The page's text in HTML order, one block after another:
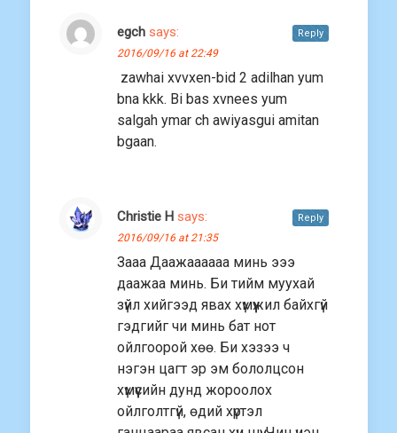
egch says:
2016/09/16 at 22:49
zawhai xvvxen-bid 2 adilhan yum
bna kkk. Bi bas xvnees yum
salgah ymar ch awiyasgui amitan
bgaan.
Reply
Christie H says:
2016/09/16 at 21:35
Зааа Даажаааааа минь эээ
даажаа минь. Би тийм муухай
зүйл хийгээд явах хүмүүжил байхгүй
гэдгийг чи минь бат нот
ойлгоорой хөө. Би хэзээ ч
нэгэн цагт эр эм бололцсон
хүмүүсийн дунд жороолох
ойлголтгүй, өдий хүртэл
Reply